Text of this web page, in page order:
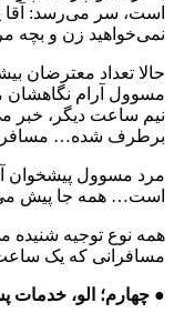
است، سر می‌رسد: آقا
نمی‌خواهید زن و بچه
حالا تعداد معترضان
مسوول آرام
نیم ساعت دیگر، خبر
برطرف شده…
مرد مسوول پیشخوان
است… همه جا پیش
همه نوع توجیه شنیده
مسافرانی که یک ساعت
● چهارم؛ الو،